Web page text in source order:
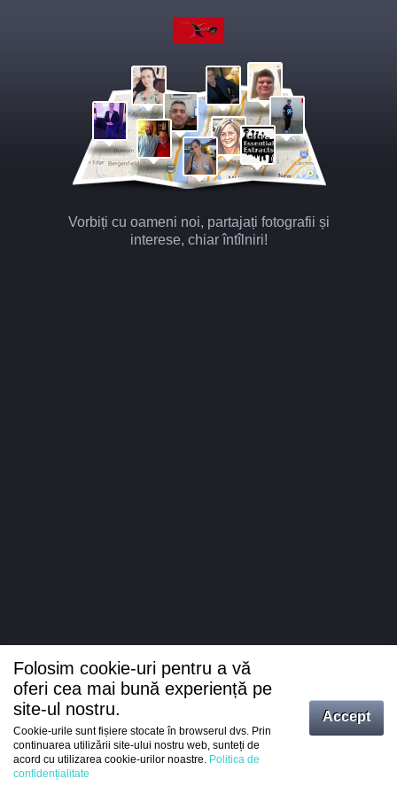
Vorbiți cu oameni noi, partajați fotografii și
interese, chiar întîlniri!
Intrați
Folosim cookie-uri pentru a vă
oferi cea mai bună experiență pe
site-ul nostru.
Cookie-urile sunt fișiere stocate în browserul dvs. Prin
continuarea utilizării site-ului nostru web, sunteți de
acord cu utilizarea cookie-urilor noastre. Politica de
confidențialitate
Accept